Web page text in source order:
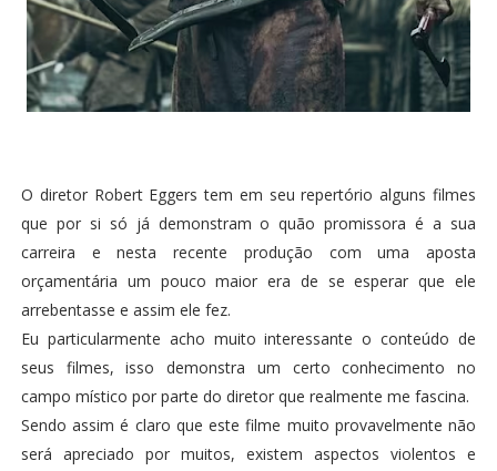
O diretor Robert Eggers tem em seu repertório alguns filmes
que por si só já demonstram o quão promissora é a sua
carreira e nesta recente produção com uma aposta
orçamentária um pouco maior era de se esperar que ele
arrebentasse e assim ele fez.
Eu particularmente acho muito interessante o conteúdo de
seus filmes, isso demonstra um certo conhecimento no
campo místico por parte do diretor que realmente me fascina.
Sendo assim é claro que este filme muito provavelmente não
será apreciado por muitos, existem aspectos violentos e